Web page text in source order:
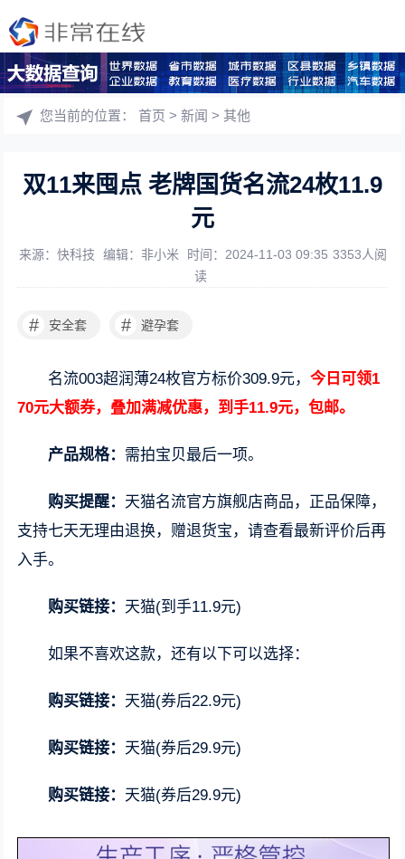
您当前的位置：首页 >新闻 >其他
双11来囤点 老牌国货名流24枚11.9
元
来源：快科技 编辑：非小米 时间：2024-11-03 09:35 3353人阅
读
# 安全套 # 避孕套
名流003超润薄24枚官方标价309.9元，今日可领1
70元大额券，叠加满减优惠，到手11.9元，包邮。
产品规格： 需拍宝贝最后一项。
购买提醒： 天猫名流官方旗舰店商品，正品保障，
支持七天无理由退换，赠退货宝，请查看最新评价后再
入手。
购买链接： 天猫(到手11.9元)
如果不喜欢这款，还有以下可以选择：
购买链接： 天猫(券后22.9元)
购买链接： 天猫(券后29.9元)
购买链接： 天猫(券后29.9元)